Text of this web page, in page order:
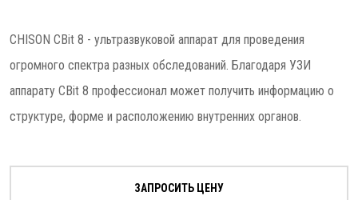
CHISON CBit 8 - ультразвуковой аппарат для проведения
огромного спектра разных обследований. Благодаря УЗИ
аппарату CBit 8 профессионал может получить информацию о
структуре, форме и расположению внутренних органов.
ЗАПРОСИТЬ ЦЕНУ